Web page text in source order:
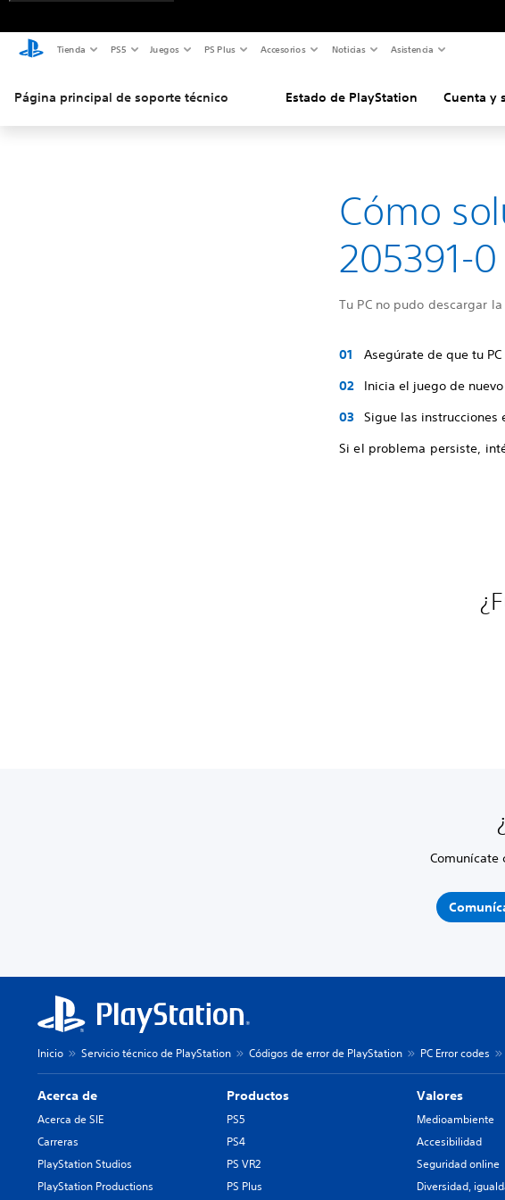
Tienda PS5 Juegos PS Plus Accesorios Noticias Asistencia
Página principal de soporte técnico Estado de PlayStation Cuenta y
Cómo
205391-0
Tu PC no pudo descargar
Asegúrate de que tu
Inicia el juego de
Sigue las instrucciones
Si el problema persiste,
Comunícate
Inicio Servicio técnico de PlayStation Códigos de error de PlayStation PC Error codes
Acerca de
Acerca de SIE
Carreras
PlayStation Studios
PlayStation Productions
Productos
PS5
PS4
PS VR2
PS Plus
Valores
Medioambiente
Accesibilidad
Seguridad online
Diversidad,